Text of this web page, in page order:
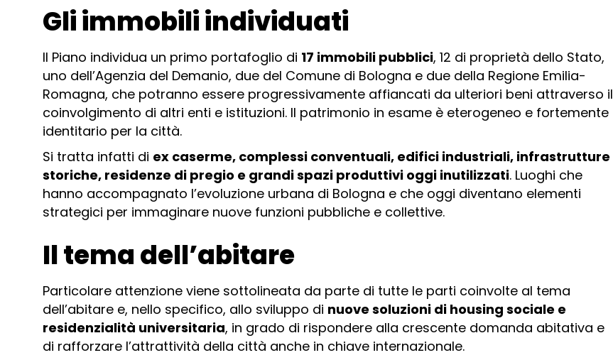
Gli immobili individuati
Il Piano individua un primo portafoglio di 17 immobili pubblici, 12 di proprietà dello Stato,
uno dell’Agenzia del Demanio, due del Comune di Bologna e due della Regione Emilia-
Romagna, che potranno essere progressivamente affiancati da ulteriori beni attraverso il
coinvolgimento di altri enti e istituzioni. Il patrimonio in esame è eterogeneo e fortemente
identitario per la città.
Si tratta infatti di ex caserme, complessi conventuali, edifici industriali, infrastrutture
storiche, residenze di pregio e grandi spazi produttivi oggi inutilizzati. Luoghi che
hanno accompagnato l’evoluzione urbana di Bologna e che oggi diventano elementi
strategici per immaginare nuove funzioni pubbliche e collettive.
Il tema dell’abitare
Particolare attenzione viene sottolineata da parte di tutte le parti coinvolte al tema
dell’abitare e, nello specifico, allo sviluppo di nuove soluzioni di housing sociale e
residenzialità universitaria, in grado di rispondere alla crescente domanda abitativa e
di rafforzare l’attrattività della città anche in chiave internazionale.